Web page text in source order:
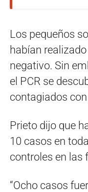
Los pequeños
habían
negativo. Sin
el PCR se
contagiados
Prieto dijo que
10 casos en
controles en las
“Ocho casos